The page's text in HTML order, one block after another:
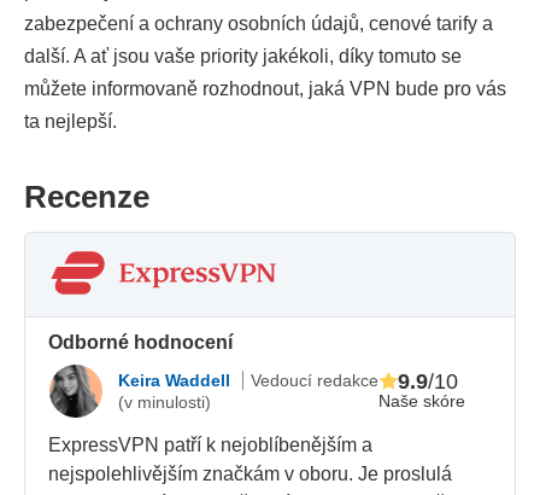
zabezpečení a ochrany osobních údajů, cenové tarify a
další. A ať jsou vaše priority jakékoli, díky tomuto se
můžete informovaně rozhodnout, jaká VPN bude pro vás
ta nejlepší.
Recenze
Odborné hodnocení
Keira Waddell
Vedoucí redakce
(v minulosti)
Naše skóre
9.9/10
ExpressVPN patří k nejoblíbenějším a
nejspolehlivějším značkám v oboru. Je proslulá